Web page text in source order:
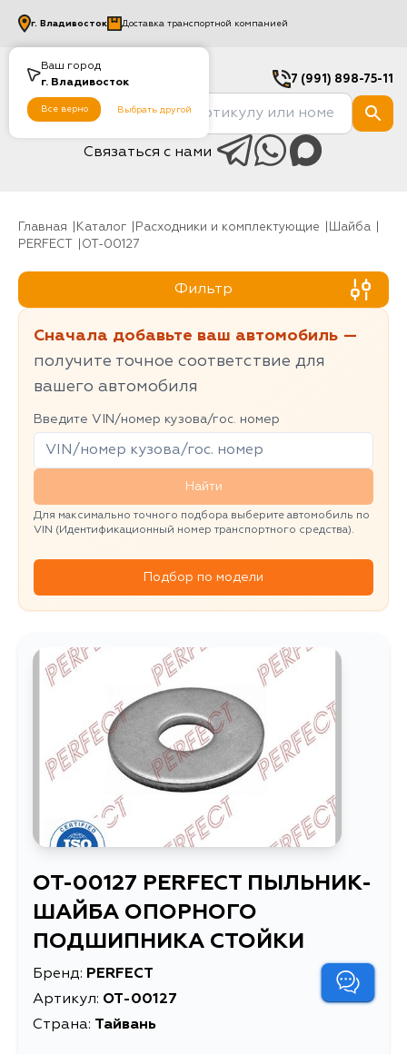
Ваш город
г. Владивосток
Все верно Выбрать другой
г. Владивосток Доставка транспортной компанией
7 (991) 898-75-11
Связаться с нами
Главная Каталог Расходники и комплектующие
шайба
PERFECT
OT-00127
Фильтр
Сначала добавьте ваш автомобиль —
получите точное соответствие для
вашего автомобиля
Введите VIN/номер кузова/гос. номер
Найти
Для максимально точного подбора выберите автомобиль по
VIN (Идентификационный номер транспортного средства).
Подбор по модели
OT-00127 PERFECT ПЫЛЬНИК-
ШАЙБА ОПОРНОГО
ПОДШИПНИКА СТОЙКИ
Бренд: PERFECT
Артикул: OT-00127
Страна: Тайвань